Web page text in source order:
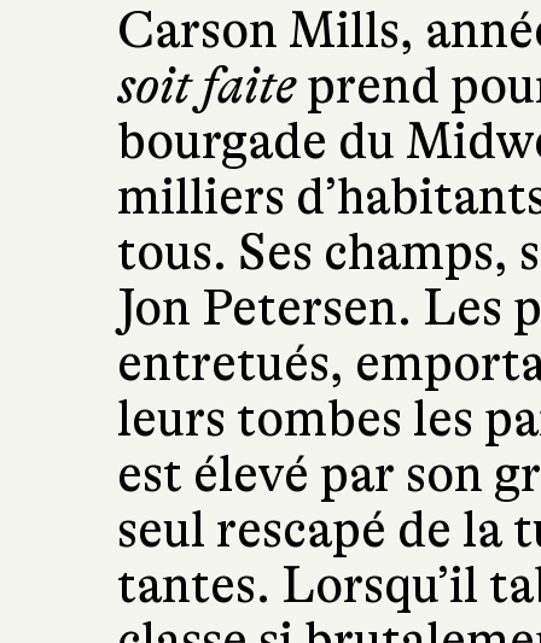
Carson Mills,
soit faiteprend
bourgade du
milliers
tous. Ses champs,
Jon Petersen. Les
entretués,
leurs tombes les
est élevé par son
seul rescapé de la
tantes. Lorsqu’il